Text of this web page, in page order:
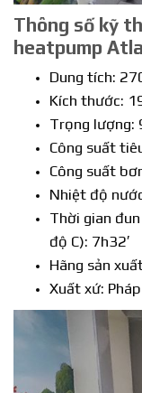
Thông số kỹ
heatpump
Dung tích:
Kích thước:
Trọng lượng:
Công suất
Công suất
Nhiệt độ
Thời gian
độ C): 7h32′
Hãng sản
Xuất xứ: Pháp